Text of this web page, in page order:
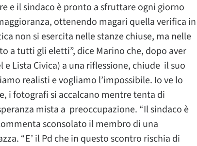
e il sindaco è pronto a sfruttare ogni giorno
ottenendo magari quella verifica in
non si esercita nelle stanze chiuse, ma nelle
a tutti gli eletti”, dice Marino che, dopo aver
Lista Civica) a una riflessione, chiude il suo
realisti e vogliamo l’impossibile. Io ve lo
i fotografi si accalcano mentre tenta di
mista a preoccupazione. “Il sindaco è
sconsolato il membro di una
“E’ il Pd che in questo scontro rischia di